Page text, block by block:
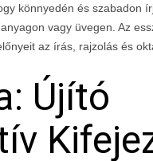
könnyedén és szabadon
vagy üvegen. Az
az írás, rajzolás és
Újító